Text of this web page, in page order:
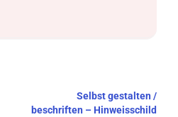
Selbst gestalten /
beschriften – Hinweisschild